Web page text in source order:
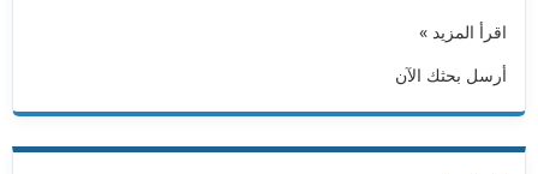
اقرأ المزيد »
أرسل بحثك الآن